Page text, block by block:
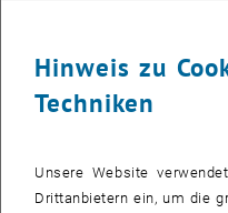
JULI
Veranstaltungstyp:
KONFERENZ
Veranstaltungsort:TU Wien, 1040
Hinweis zu
Techniken
Unsere Website
Drittanbietern ein, um die